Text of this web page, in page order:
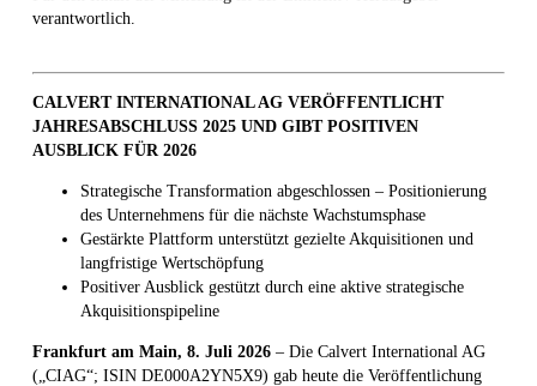
verantwortlich.
CALVERT INTERNATIONAL AG VERÖFFENTLICHT
JAHRESABSCHLUSS 2025 UND GIBT POSITIVEN
AUSBLICK FÜR 2026
Strategische Transformation abgeschlossen – Positionierung
des Unternehmens für die nächste Wachstumsphase
Gestärkte Plattform unterstützt gezielte Akquisitionen und
langfristige Wertschöpfung
Positiver Ausblick gestützt durch eine aktive strategische
Akquisitionspipeline
Frankfurt am Main, 8. Juli 2026 – Die Calvert International AG
(„CIAG“; ISIN DE000A2YN5X9) gab heute die Veröffentlichung